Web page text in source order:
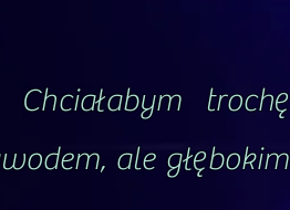
trochę
ale głębokim